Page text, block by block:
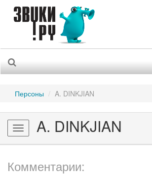
Персоны A. DINKJIAN
Toggle
navigation
A. DINKJIAN
Комментарии: